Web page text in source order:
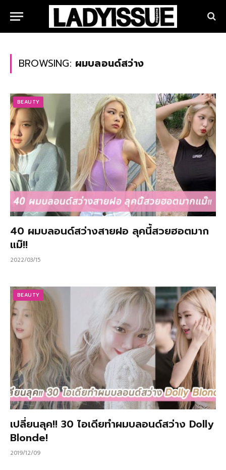
BROWSING: ผมบลอนด์สว่าง
BEAUTY
40 ผมบลอนด์สว่างสายฝอ ลุคนี้สวยฮอตมาก
แม๊!!
2022/03/15
BEAUTY
เปลี่ยนลุค!! 30 ไอเดียทำผมบลอนด์สว่าง Dolly
Blonde!
2019/12/09